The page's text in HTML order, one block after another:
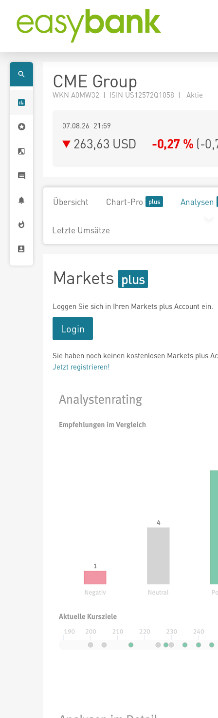
CME Group
WKN A0MW32 | ISIN US12572Q1058 | Aktie
07.08.26 21:59
263,63 USD -0,27 % (-
Übersicht Chart-Pro Analysen
Letzte Umsätze
Markets
Loggen Sie sich in Ihren Markets plus Account ein.
Login
Sie haben noch keinen kostenlosen Markets plus
Jetzt registrieren!